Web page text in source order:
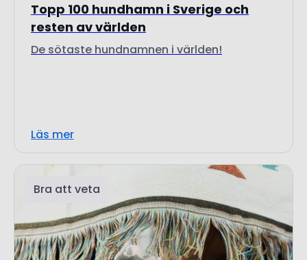
Topp 100 hundhamn i Sverige och
resten av världen
De sötaste hundnamnen i världen!
Läs mer
Bra att veta